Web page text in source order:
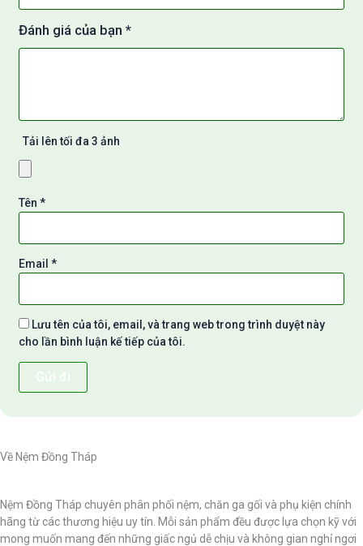
Đánh giá của bạn*
Tải lên tối đa 3 ảnh
Tên*
Email*
Lưu tên của tôi, email, và trang web trong trình duyệt này
cho lần bình luận kế tiếp của tôi.
Về Nệm Đồng Tháp
Nệm Đồng Tháp chuyên phân phối nệm, chăn ga gối và phụ kiện chính
hãng từ các thương hiệu uy tín. Mỗi sản phẩm đều được lựa chọn kỹ với
mong muốn mang đến những giấc ngủ dễ chịu và không gian nghỉ ngơi